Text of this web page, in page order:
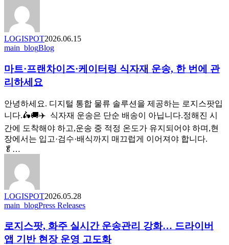
로
연
됩
니
다.
용
이
‘합
적’으
로
아
진
비
결
LOGISPOT2026.06.15
마
·
프
랜
차
이
즈
·
케
이
식
자
재
송,
한
main_blogBlog
마트·프랜차이즈·케이터링 식자재 운송, 한 번에 관
리하세요
안녕하세요. 디지털 통합 물류 솔루션을 제공하는 로지스팟입
니다.🛵🚚✈️ 식자재 운송은 단순 배송이 아닙니다.정해진 시
간에 도착해야 하고,운송 중 적정 온도가 유지되어야 하며,현
장에서는 입고·검수·배식까지 매끄럽게 이어져야 합니다.
🥬…
LOGISPOT2026.05.28
로
스
팟,
main_blogPress Releases
로지스팟, 화주 실시간 운송관리 강화… 드라이버
앱 기반 현장 운영 고도화